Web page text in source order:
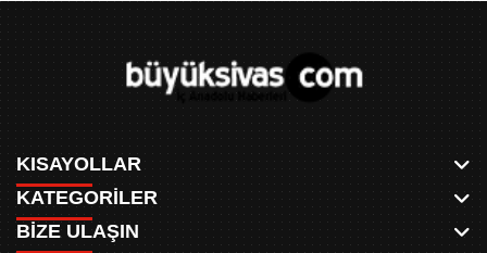
KISAYOLLAR
ANASAYFA
AKSU CANLI
KATEGORİLER
BİZE ULAŞIN